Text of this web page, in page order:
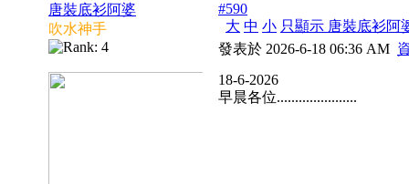
唐裝底衫阿婆
吹水神手
#590
大 中 小 只顯示 唐裝底衫阿
發表於 2026-6-18 06:36 AM
18-6-2026
早晨各位......................